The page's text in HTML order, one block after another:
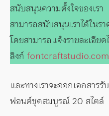
สนับสนุนความตั้งใจของเรา
สามารถสนับสนุนเราได้ในร
โดยสามารถแจ้งรายละเอียด
ลิงก์
และทางเราจะออกเอกสาร
ฟอนต์ชุดสมบูรณ์ 20 สไตล์